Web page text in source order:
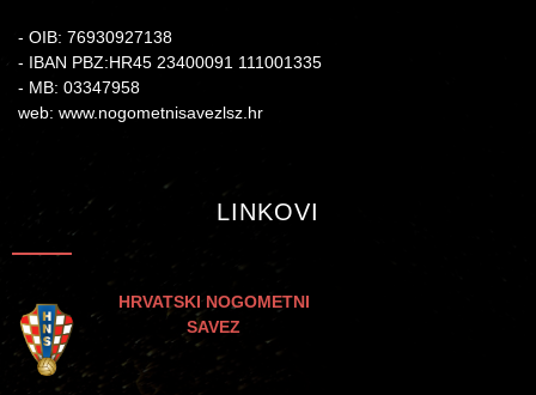
- OIB: 76930927138
- IBAN PBZ:HR45 23400091 111001335
- MB: 03347958
web: www.nogometnisavezlsz.hr
LINKOVI
HRVATSKI NOGOMETNI
SAVEZ